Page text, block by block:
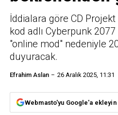
İddialara göre CD Projekt
kod adlı Cyberpunk
"online mod" nedeniyle
duyuracak.
Efrahim Aslan 26 Aralık 2025, 11:31
Webmasto'yu Google'a ekleyin